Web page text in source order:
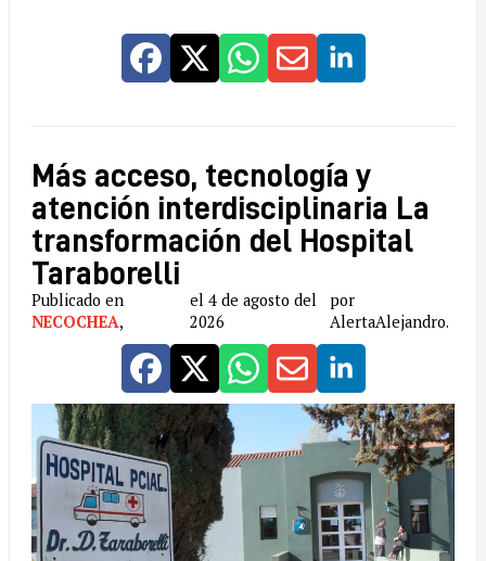
Más acceso, tecnología y
atención interdisciplinaria La
transformación del Hospital
Taraborelli
Publicado en
NECOCHEA,
el 4 de agosto del
2026
por
AlertaAlejandro.